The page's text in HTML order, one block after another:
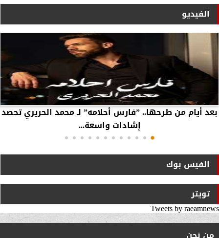
الفيديو
بعد أيام من طرحها.. ”فارس أحلامه” لـ محمد الحريري تحصد
إشادات واسعة...
الفيس بوك
تويتر
Tweets by raeamnews